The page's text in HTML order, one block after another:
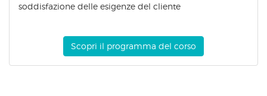
soddisfazione delle esigenze del cliente
Scopri il programma del corso